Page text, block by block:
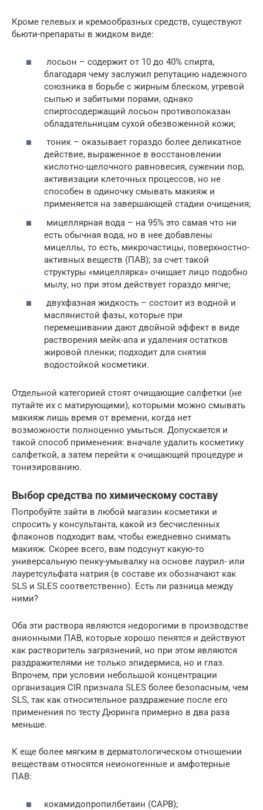
Кроме гелевых и кремообразных средств, существуют
бьюти-препараты в жидком виде:
лосьон – содержит от 10 до 40% спирта,
благодаря чему заслужил репутацию надежного
союзника в борьбе с жирным блеском, угревой
сыпью и забитыми порами, однако
спиртосодержащий лосьон противопоказан
обладательницам сухой обезвоженной кожи;
тоник – оказывает гораздо более деликатное
действие, выраженное в восстановлении
кислотно-щелочного равновесия, сужении пор,
активизации клеточных процессов, но не
способен в одиночку смывать макияж и
применяется на завершающей стадии очищения;
мицеллярная вода – на 95% это самая что ни
есть обычная вода, но в нее добавлены
мицеллы, то есть, микрочастицы, поверхностно-
активных веществ (ПАВ); за счет такой
структуры «мицеллярка» очищает лицо подобно
мылу, но при этом действует гораздо мягче;
двухфазная жидкость – состоит из водной и
маслянистой фазы, которые при
перемешивании дают двойной эффект в виде
растворения мейк-апа и удаления остатков
жировой пленки; подходит для снятия
водостойкой косметики.
Отдельной категорией стоят очищающие салфетки (не
путайте их с матирующими), которыми можно смывать
макияж лишь время от времени, когда нет
возможности полноценно умыться. Допускается и
такой способ применения: вначале удалить косметику
салфеткой, а затем перейти к очищающей процедуре и
тонизированию.
Выбор средства по химическому составу
Попробуйте зайти в любой магазин косметики и
спросить у консультанта, какой из бесчисленных
флаконов подходит вам, чтобы ежедневно снимать
макияж. Скорее всего, вам подсунут какую-то
универсальную пенку-умывалку на основе лаурил- или
лауретсульфата натрия (в составе их обозначают как
SLS и SLES соответственно). Есть ли разница между
ними?
Оба эти раствора являются недорогими в производстве
анионными ПАВ, которые хорошо пенятся и действуют
как растворитель загрязнений, но при этом являются
раздражителями не только эпидермиса, но и глаз.
Впрочем, при условии небольшой концентрации
организация CIR признала SLES более безопасным, чем
SLS, так как относительное раздражение после его
применения по тесту Дюринга примерно в два раза
меньше.
К еще более мягким в дерматологическом отношении
веществам относятся неионогенные и амфотерные
ПАВ:
кокамидопропилбетаин (CAPB);